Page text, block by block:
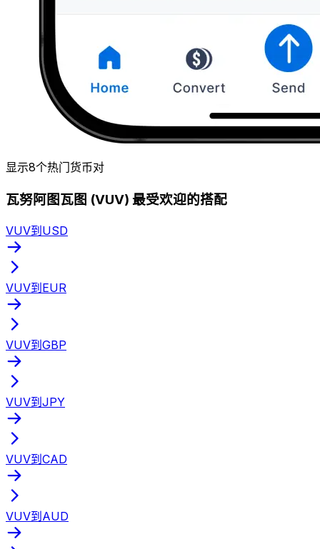
显示8个热门货币对
瓦努阿图瓦图 (VUV) 最受欢迎的搭配
VUV到USD
VUV到EUR
VUV到GBP
VUV到JPY
VUV到CAD
VUV到AUD